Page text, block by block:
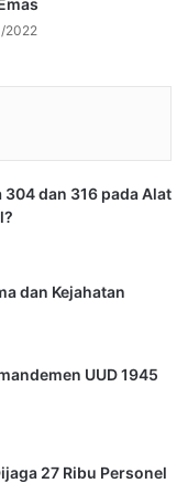
2022
dan 316 pada Alat
dan Kejahatan
UUD 1945
27 Ribu Personel